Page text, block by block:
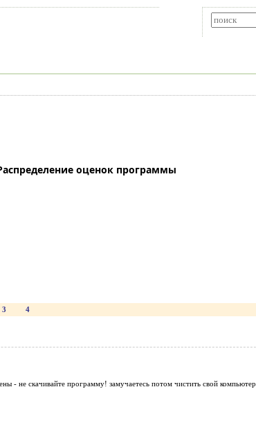
оценок программы
3 4
- не скачивайте программу! замучаетесь потом чистить свой компьютер.